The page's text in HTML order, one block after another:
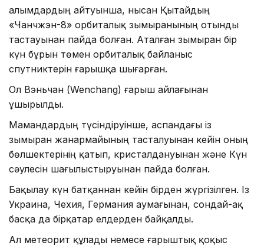
Ғалымдардың айтуынша, нысан Қытайдың
«Чанчжэн-8» орбиталық зымыранының отынды
тастауынан пайда болған. Аталған зымыран бір
күн бұрын төмен орбиталық байланыс
спутниктерін ғарышқа шығарған.
Ол Вэньчан (Wenchang) ғарыш айлағынан
ұшырылды.
Мамандардың түсіндіруінше, аспандағы із
зымыран жанармайының тасталуынан кейін оның
бөлшектерінің қатып, кристалдануынан және Күн
сәулесін шағылыстыруынан пайда болған.
Бақылау күн батқаннан кейін бірден жүргізілген. Із
Украина, Чехия, Германия аумағынан, сондай-ақ
басқа да бірқатар елдерден байқалды.
Ал метеорит құлады немесе ғарыштық қоқыс